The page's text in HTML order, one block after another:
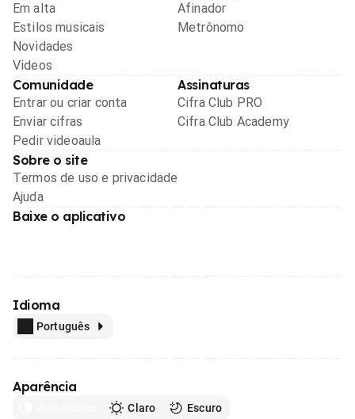
Em alta
Estilos musicais
Novidades
Videos
Afinador
Metrônomo
Comunidade
Entrar ou criar conta
Enviar cifras
Pedir videoaula
Assinaturas
Cifra Club PRO
Cifra Club Academy
Sobre o site
Termos de uso e privacidade
Ajuda
Baixe o aplicativo
Idioma
Português
Aparência
Claro Escuro